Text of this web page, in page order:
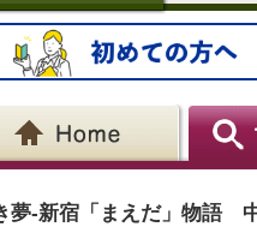
夢-新宿「まえだ」物語